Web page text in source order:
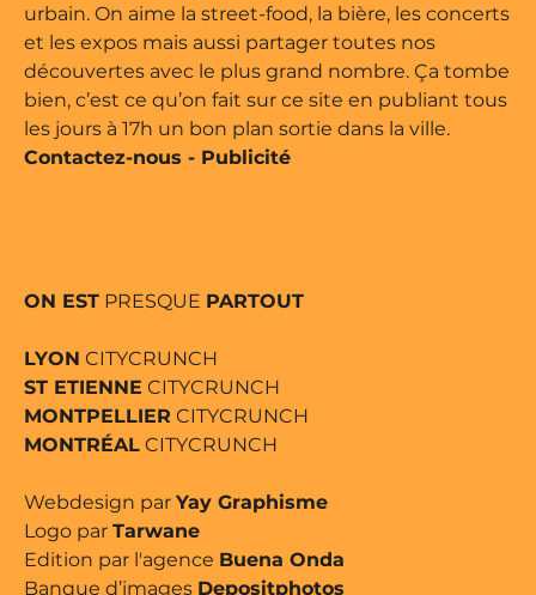
urbain. On aime la street-food, la bière, les concerts
et les expos mais aussi partager toutes nos
découvertes avec le plus grand nombre. Ça tombe
bien, c’est ce qu’on fait sur ce site en publiant tous
les jours à 17h un bon plan sortie dans la ville.
Contactez-nous - Publicité
ON EST PRESQUE PARTOUT
LYON CITYCRUNCH
ST ETIENNE CITYCRUNCH
MONTPELLIER CITYCRUNCH
MONTRÉAL CITYCRUNCH
Webdesign par Yay Graphisme
Logo par Tarwane
Edition par l'agence Buena Onda
Banque d’images Depositphotos